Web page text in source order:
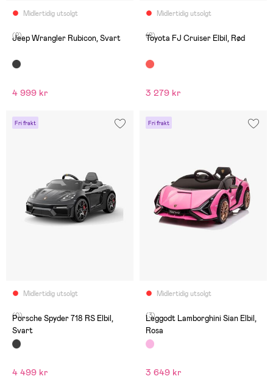
Midlertidig utsolgt
(2)
Jeep Wrangler Rubicon, Svart
4 999 kr
Midlertidig utsolgt
(2)
Toyota FJ Cruiser Elbil, Rød
3 279 kr
Fri frakt
Midlertidig utsolgt
(0)
Porsche Spyder 718 RS Elbil,
Svart
4 499 kr
Fri frakt
Midlertidig utsolgt
(3)
Leggodt Lamborghini Sian Elbil,
Rosa
3 649 kr